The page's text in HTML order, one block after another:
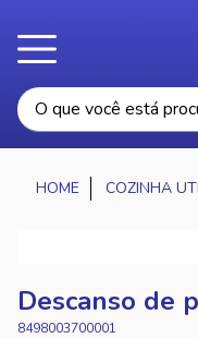
COZINHA
Descanso de
8498003700001